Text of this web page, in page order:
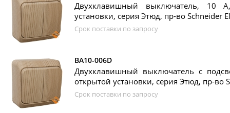
Двухклавишный выключатель, 10
установки, серия Этюд, пр-во Schneider
Срок поставки по запросу
BA10-006D
Двухклавишный выключатель с
открытой установки, серия Этюд, пр-во
Срок поставки по запросу